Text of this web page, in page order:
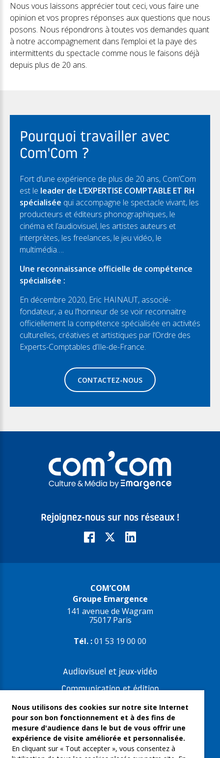
Nous vous laissons apprécier tout ceci, vous faire une
opinion et vos propres réponses aux questions que nous
posons. Nous répondrons à toutes vos demandes quant
à notre accompagnement dans l’emploi et la paye des
intermittents du spectacle comme nous le faisons déjà
depuis plus de 20 ans.
Pourquoi travailler avec
Com'Com ?
Fort d’une expérience de plus de 20 ans, Com’Com
est le leader de L’EXPERTISE COMPTABLE ET RH
spécialisée qui accompagne le spectacle vivant, les
producteurs et éditeurs phonographiques, le
cinéma et l’audiovisuel, les artistes auteurs et
interprètes, les freelances, le jeu vidéo, le
multimédia….
Une reconnaissance officielle de compétence
spécialisée :
En décembre 2020, Eric HAINAUT, associé-
fondateur, a eu l’honneur de se voir reconnaitre
officiellement la compétence spécialisée en activités
culturelles, créatives et artistiques par l’Ordre des
Experts-Comptables d’Ile-de-France.
CONTACTEZ-NOUS
Rejoignez-nous sur nos réseaux !
COM’COM
Groupe Emargence
141 avenue de Wagram
75017 Paris
Tél. :01 53 19 00 00
Audiovisuel et jeux-vidéo
Communication et édition
Freelances et artistes-auteurs
Musique et spectacles
Qui sommes-nous ?
Nous utilisons des cookies sur notre site Internet
pour son bon fonctionnement et à des fins de
mesure d'audience dans le but de vous offrir une
expérience de visite améliorée et personnalisée.
En cliquant sur « Tout accepter », vous consentez à